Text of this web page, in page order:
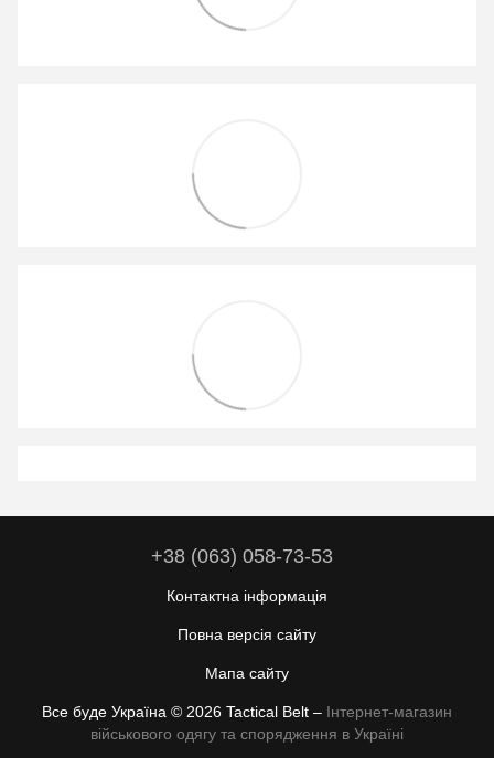
+38 (063) 058-73-53
Контактна інформація
Повна версія сайту
Мапа сайту
Все буде Україна © 2026 Tactical Belt – Інтернет-магазин
військового одягу та спорядження в Україні